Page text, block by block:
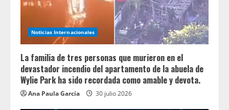
Noticias Internacionales
La familia de tres personas que murieron en el
devastador incendio del apartamento de la abuela de
Wylie Park ha sido recordada como amable y devota.
Ana Paula García 30 julio 2026